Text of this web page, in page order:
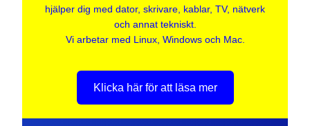
hjälper dig med dator, skrivare, kablar, TV, nätverk
och annat tekniskt.
Vi arbetar med Linux, Windows och Mac.
Klicka här för att läsa mer